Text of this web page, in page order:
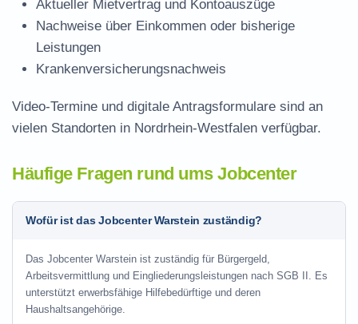
Aktueller Mietvertrag und Kontoauszüge
Nachweise über Einkommen oder bisherige
Leistungen
Krankenversicherungsnachweis
Video-Termine und digitale Antragsformulare sind an
vielen Standorten in Nordrhein-Westfalen verfügbar.
Häufige Fragen rund ums Jobcenter
Wofür ist das Jobcenter Warstein zuständig?
Das Jobcenter Warstein ist zuständig für Bürgergeld,
Arbeitsvermittlung und Eingliederungsleistungen nach SGB II. Es
unterstützt erwerbsfähige Hilfebedürftige und deren
Haushaltsangehörige.